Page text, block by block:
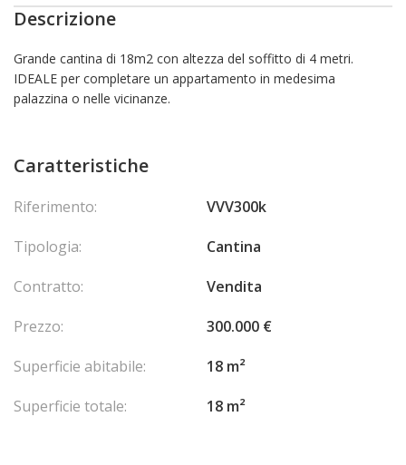
Descrizione
Grande cantina di 18m2 con altezza del soffitto di 4 metri.
IDEALE per completare un appartamento in medesima
palazzina o nelle vicinanze.
Caratteristiche
Riferimento:
VVV300k
Tipologia:
Cantina
Contratto:
Vendita
Prezzo:
300.000 €
Superficie abitabile:
18 m²
Superficie totale:
18 m²